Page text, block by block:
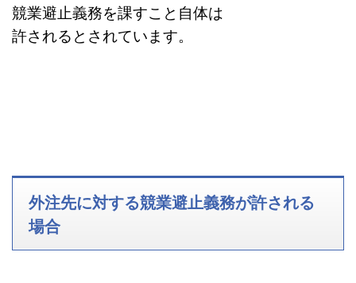
競業避止義務を課すこと自体は
許されるとされています。
外注先に対する競業避止義務が許される
場合